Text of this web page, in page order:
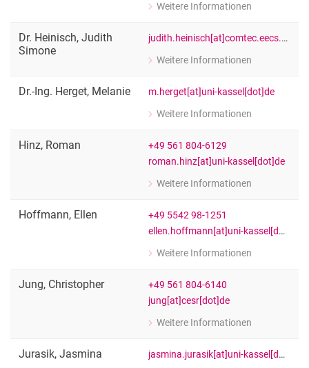
Weitere Informationen
zu Dipl.-Ing. Jonas Harz
Dr. Heinisch, Judith
Simone
judith.heinisch[at]comtec.eecs.uni-kassel[dot]de
Weitere Informationen
zu Dr. Judith Simone Heinisch
Dr.-Ing. Herget, Melanie
m.herget[at]uni-kassel[dot]de
Weitere Informationen
zu Dr.-Ing. Melanie Herget
Hinz, Roman
+49 561 804-6129
roman.hinz[at]uni-kassel[dot]de
Weitere Informationen
zu Roman Hinz
Hoffmann, Ellen
+49 5542 98-1251
ellen.hoffmann[at]uni-kassel[dot]de
Weitere Informationen
zu Ellen Hoffmann
Jung, Christopher
+49 561 804-6140
jung[at]cesr[dot]de
Weitere Informationen
zu Christopher Jung
Jurasik, Jasmina
jasmina.jurasik[at]uni-kassel[dot]de